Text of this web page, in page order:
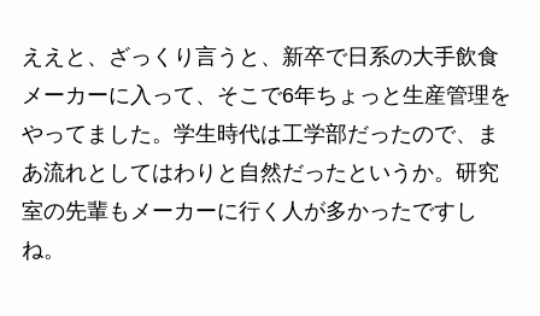
ええと、ざっくり言うと、新卒で日系の大手飲食
メーカーに入って、そこで6年ちょっと生産管理を
やってました。学生時代は工学部だったので、ま
あ流れとしてはわりと自然だったというか。研究
室の先輩もメーカーに行く人が多かったですし
ね。